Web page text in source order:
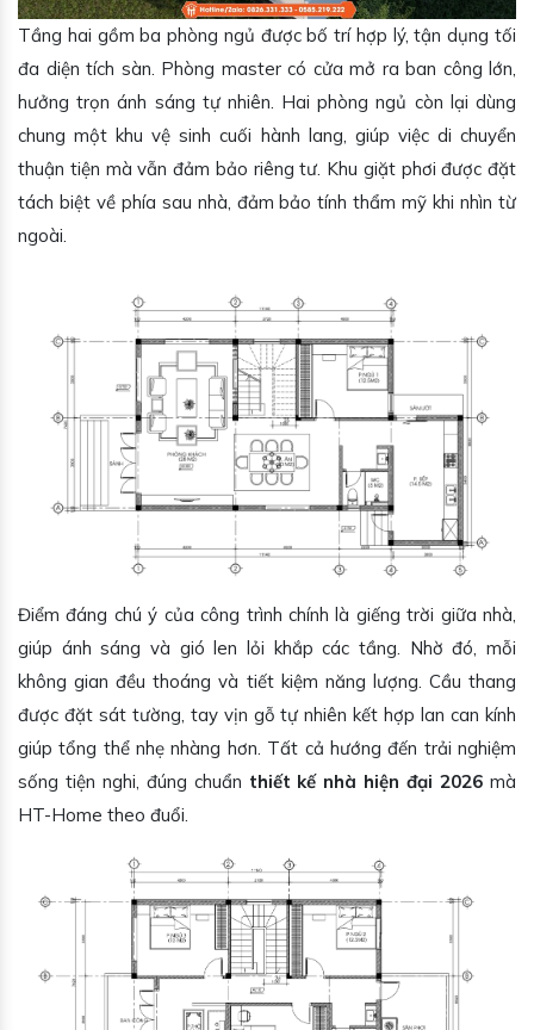
Tầng hai gồm ba phòng ngủ được bố trí hợp lý, tận dụng tối
đa diện tích sàn. Phòng master có cửa mở ra ban công lớn,
hưởng trọn ánh sáng tự nhiên. Hai phòng ngủ còn lại dùng
chung một khu vệ sinh cuối hành lang, giúp việc di chuyển
thuận tiện mà vẫn đảm bảo riêng tư. Khu giặt phơi được đặt
tách biệt về phía sau nhà, đảm bảo tính thẩm mỹ khi nhìn từ
ngoài.
Điểm đáng chú ý của công trình chính là giếng trời giữa nhà,
giúp ánh sáng và gió len lỏi khắp các tầng. Nhờ đó, mỗi
không gian đều thoáng và tiết kiệm năng lượng. Cầu thang
được đặt sát tường, tay vịn gỗ tự nhiên kết hợp lan can kính
giúp tổng thể nhẹ nhàng hơn. Tất cả hướng đến trải nghiệm
sống tiện nghi, đúng chuẩn thiết kế nhà hiện đại 2026 mà
HT-Home theo đuổi.